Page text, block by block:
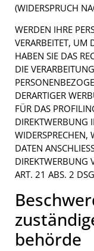
(WIDERSPRUCH
WERDEN IHRE
VERARBEITET, UM
HABEN SIE DAS
DIE
DERARTIGER
FÜR DAS
DIREKTWERBUNG
WIDERSPRECHEN,
DATEN
DIREKTWERBUNG
ART. 21 ABS. 2
behörde